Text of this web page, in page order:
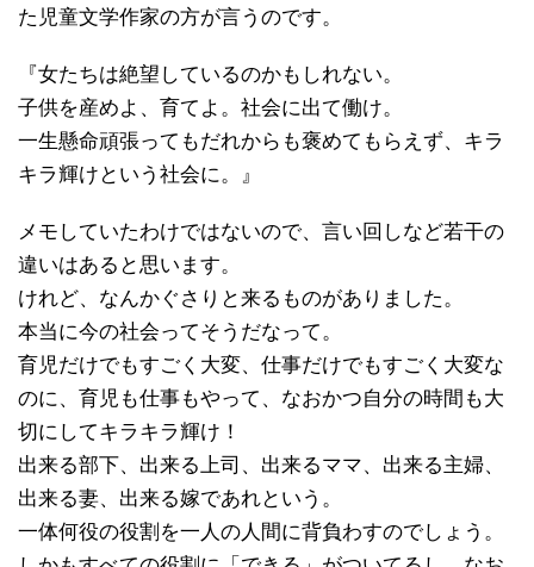
た児童文学作家の方が言うのです。
『女たちは絶望しているのかもしれない。
子供を産めよ、育てよ。社会に出て働け。
一生懸命頑張ってもだれからも褒めてもらえず、キラ
キラ輝けという社会に。』
メモしていたわけではないので、言い回しなど若干の
違いはあると思います。
けれど、なんかぐさりと来るものがありました。
本当に今の社会ってそうだなって。
育児だけでもすごく大変、仕事だけでもすごく大変な
のに、育児も仕事もやって、なおかつ自分の時間も大
切にしてキラキラ輝け！
出来る部下、出来る上司、出来るママ、出来る主婦、
出来る妻、出来る嫁であれという。
一体何役の役割を一人の人間に背負わすのでしょう。